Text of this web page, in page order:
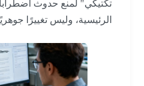
تكتيكي" لمنع حدوث اضطرابات
الرئيسية، وليس تغييرًا جوهريًا